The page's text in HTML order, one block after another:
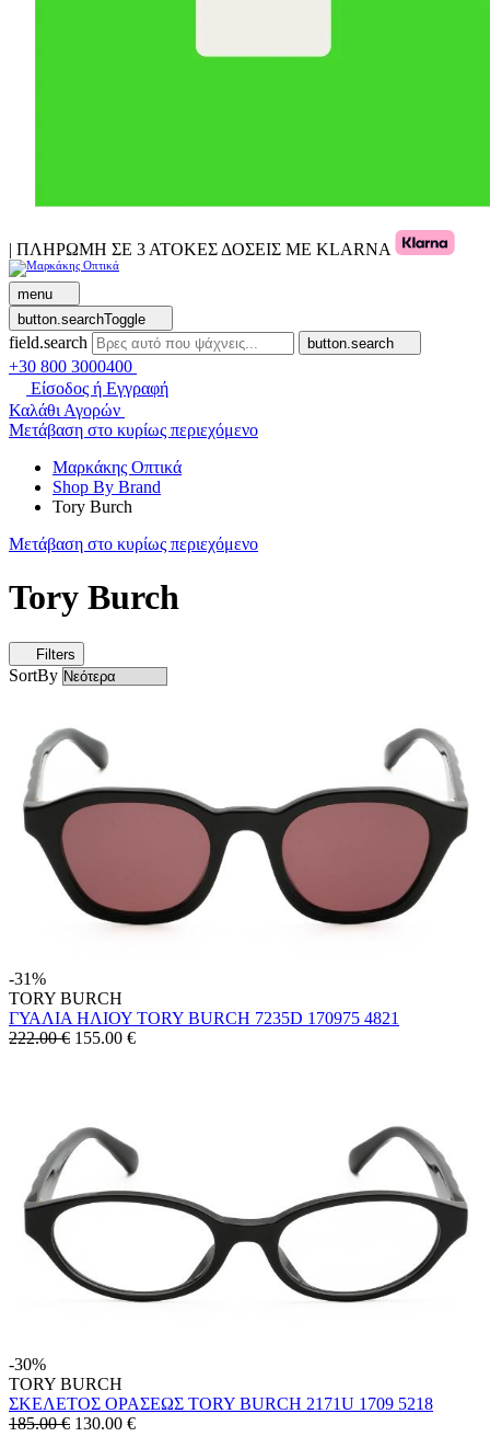
| ΠΛΗΡΩΜΗ ΣΕ 3 ΑΤΟΚΕΣ ΔΟΣΕΙΣ ΜΕ KLARNA
menu
button.searchToggle
field.search button.search
+30 800 3000400
Είσοδος ή Εγγραφή
Καλάθι Αγορών
Μετάβαση στο κυρίως περιεχόμενο
Μαρκάκης Οπτικά
Shop By Brand
Tory Burch
Μετάβαση στο κυρίως περιεχόμενο
Tory Burch
Filters
SortBy
-31%
TORY BURCH
ΓΥΑΛΙΑ ΗΛΙΟΥ TORY BURCH 7235D 170975 4821
222.00 € 155.00 €
-30%
TORY BURCH
ΣΚΕΛΕΤΟΣ ΟΡΑΣΕΩΣ TORY BURCH 2171U 1709 5218
185.00 € 130.00 €